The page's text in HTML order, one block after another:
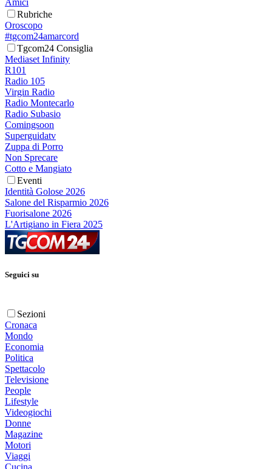
Amici
Rubriche
Oroscopo
#tgcom24amarcord
Tgcom24 Consiglia
Mediaset Infinity
R101
Radio 105
Virgin Radio
Radio Montecarlo
Radio Subasio
Comingsoon
Superguidatv
Zuppa di Porro
Non Sprecare
Cotto e Mangiato
Eventi
Identità Golose 2026
Salone del Risparmio 2026
Fuorisalone 2026
L'Artigiano in Fiera 2025
Seguici su
Sezioni
Cronaca
Mondo
Economia
Politica
Spettacolo
Televisione
People
Lifestyle
Videogiochi
Donne
Magazine
Motori
Viaggi